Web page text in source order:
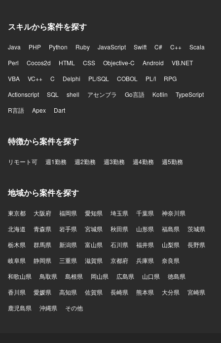
スキルから案件を探す
Java PHP Python Ruby JavaScript Swift C# C++
Scala
Perl
Cocos2d HTML CSS Objective-C Android
VB.NET
VBA
VC++ C Delphi PL/SQL COBOL PL/I
RPG
Actionscript
SQL shell アセンブラ Go言語 Kotlin
TypeScript
R言語
Apex Dart
特徴から案件を探す
リモート可 週1勤務 週2勤務 週3勤務 週4勤務 週5勤務
地域から案件を探す
東京都 大阪府 福岡県 愛知県 埼玉県 千葉県
神奈川県
北海道
青森県 岩手県 宮城県 秋田県 山形県 福島県
茨城県
栃木県
群馬県 新潟県 富山県 石川県 福井県 山梨県
長野県
岐阜県
静岡県 三重県 滋賀県 京都府 兵庫県
奈良県
和歌山県
鳥取県 島根県 岡山県 広島県 山口県
徳島県
香川県
愛媛県 高知県 佐賀県 長崎県 熊本県 大分県
宮崎県
鹿児島県
沖縄県 その他